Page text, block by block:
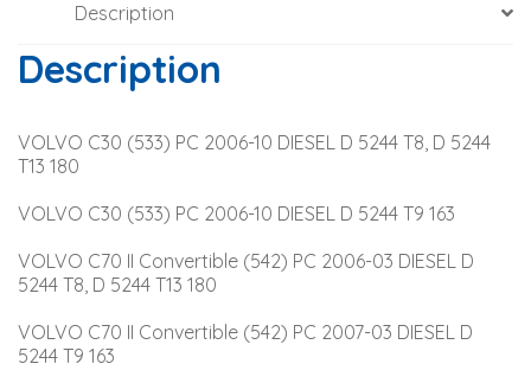
Description
Description
VOLVO C30 (533) PC 2006-10 DIESEL D 5244 T8, D 5244
T13 180
VOLVO C30 (533) PC 2006-10 DIESEL D 5244 T9 163
VOLVO C70 II Convertible (542) PC 2006-03 DIESEL D
5244 T8, D 5244 T13 180
VOLVO C70 II Convertible (542) PC 2007-03 DIESEL D
5244 T9 163